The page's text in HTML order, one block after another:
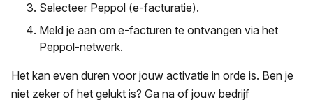
Selecteer Peppol (e-facturatie).
Meld je aan om e-facturen te ontvangen via het
Peppol-netwerk.
Het kan even duren voor jouw activatie in orde is. Ben je
niet zeker of het gelukt is? Ga na of jouw bedrijf